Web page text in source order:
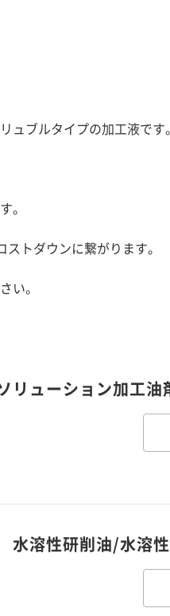
ブルタイプの加工液です。
。
トダウンに繋がります。
い。
リューション加工
溶性研削油/水溶